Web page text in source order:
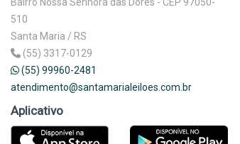
510
Santa Maria / RS
(55) 3317-0129
(55) 99960-2481
atendimento@santamarialeiloes.com.br
Aplicativo